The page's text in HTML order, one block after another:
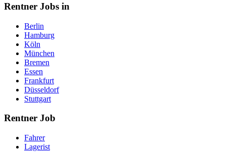
Rentner Jobs in
Berlin
Hamburg
Köln
München
Bremen
Essen
Frankfurt
Düsseldorf
Stuttgart
Rentner Job
Fahrer
Lagerist